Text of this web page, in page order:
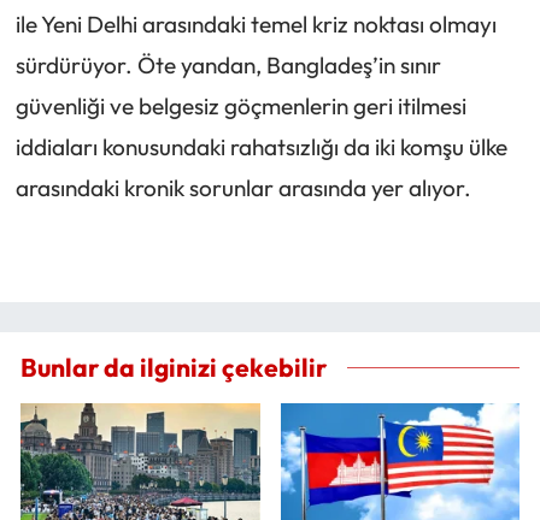
ile Yeni Delhi arasındaki temel kriz noktası olmayı
sürdürüyor. Öte yandan, Bangladeş’in sınır
güvenliği ve belgesiz göçmenlerin geri itilmesi
iddiaları konusundaki rahatsızlığı da iki komşu ülke
arasındaki kronik sorunlar arasında yer alıyor.
Bunlar da ilginizi çekebilir